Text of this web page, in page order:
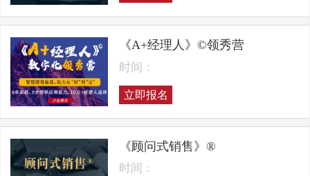
《A+经理人》©领秀营
时间：
立即报名
《顾问式销售》®
时间：